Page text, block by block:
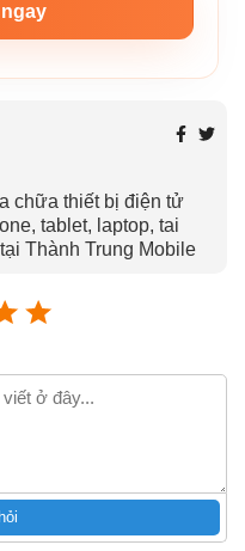
chữa thiết bị điện tử
tablet, laptop, tai
Thành Trung Mobile